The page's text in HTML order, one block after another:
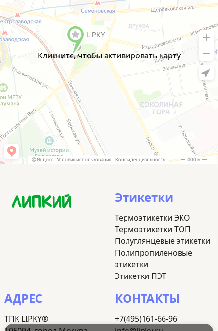
Кликните, чтобы активировать карту
ЛИПКИЙ Этикетки
Термоэтикетки ЭКО
Термоэтикетки ТОП
Полуглянцевые этикетки
Полипропиленовые
этикетки
Этикетки ПЭТ
АДРЕС
ТПК LIPKY®
КОНТАКТЫ
+7(495)161-66-96